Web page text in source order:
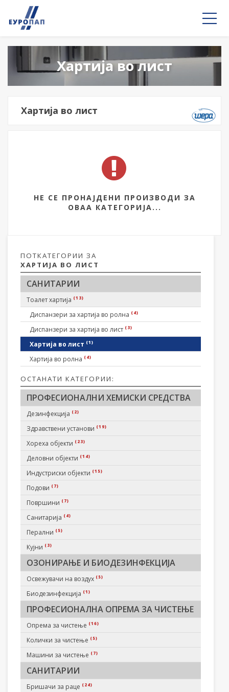
Хартија во лист
ПОТКАТЕГОРИИ ЗА
ХАРТИЈА ВО ЛИСТ
САНИТАРИИ
Тоалет хартија (13)
Диспанзери за хартија во ролна (4)
Диспанзери за хартија во лист (3)
Хартија во лист (1)
Хартија во ролна (4)
ОСТАНАТИ КАТЕГОРИИ:
ПРОФЕСИОНАЛНИ ХЕМИСКИ СРЕДСТВА
Дезинфекција (2)
Здравствени установи (19)
Хореха објекти (23)
Деловни објекти (14)
Индустриски објекти (15)
Подови (7)
Површини (7)
Санитарија (4)
Перални (5)
Кујни (3)
ОЗОНИРАЊЕ И БИОДЕЗИНФЕКЦИЈА
Освежувачи на воздух (5)
Биодезинфекција (1)
ПРОФЕСИОНАЛНА ОПРЕМА ЗА ЧИСТЕЊЕ
Опрема за чистење (16)
Колички за чистење (5)
Машини за чистење (7)
САНИТАРИИ
Бришачи за раце (24)
Хартија во лист
НЕ СЕ ПРОНАЈДЕНИ ПРОИЗВОДИ ЗА
ОВАА КАТЕГОРИЈА...